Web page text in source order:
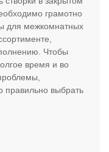
грамотно
для межкомнатных
Чтобы
время и во
выбрать